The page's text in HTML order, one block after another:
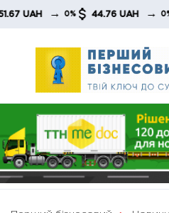
Skip
→ 0% 44.76 UAH → 0%